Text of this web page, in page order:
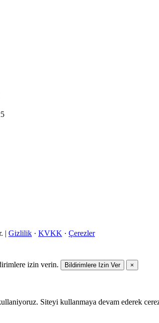
| Gizlilik · KVKK · Çerezler
izin verin. Bildirimlere Izin Ver
×
Siteyi kullanmaya devam ederek